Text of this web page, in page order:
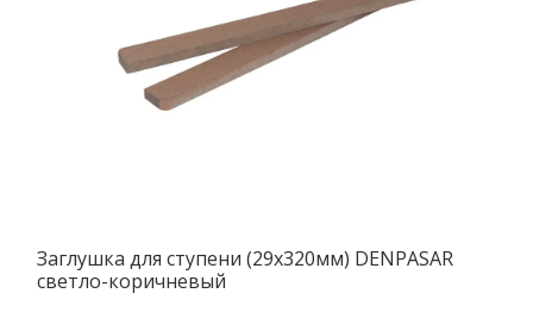
Заглушка для ступени (29х320мм) DENPASAR
светло-коричневый